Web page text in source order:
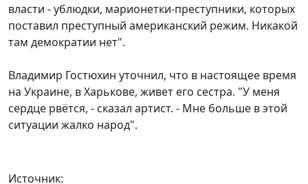
власти - ублюдки, марионетки-преступники, которых
поставил преступный американский режим. Никакой
там демократии нет".
Владимир Гостюхин уточнил, что в настоящее время
на Украине, в Харькове, живет его сестра. "У меня
сердце рвётся, - сказал артист. - Мне больше в этой
ситуации жалко народ".
Источник: